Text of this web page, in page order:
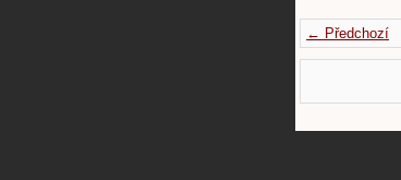
← Předchozí